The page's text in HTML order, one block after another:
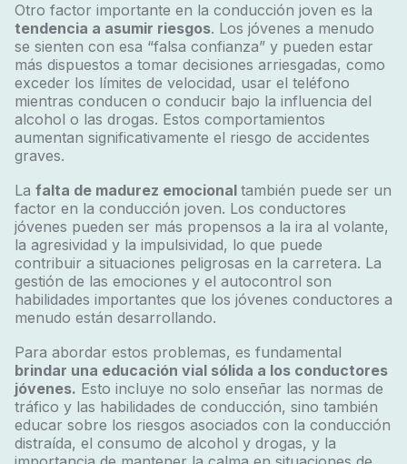
Otro factor importante en la conducción joven es la
tendencia a asumir riesgos. Los jóvenes a menudo
se sienten con esa “falsa confianza” y pueden estar
más dispuestos a tomar decisiones arriesgadas, como
exceder los límites de velocidad, usar el teléfono
mientras conducen o conducir bajo la influencia del
alcohol o las drogas. Estos comportamientos
aumentan significativamente el riesgo de accidentes
graves.
La falta de madurez emocional también puede ser un
factor en la conducción joven. Los conductores
jóvenes pueden ser más propensos a la ira al volante,
la agresividad y la impulsividad, lo que puede
contribuir a situaciones peligrosas en la carretera. La
gestión de las emociones y el autocontrol son
habilidades importantes que los jóvenes conductores a
menudo están desarrollando.
Para abordar estos problemas, es fundamental
brindar una educación vial sólida a los conductores
jóvenes. Esto incluye no solo enseñar las normas de
tráfico y las habilidades de conducción, sino también
educar sobre los riesgos asociados con la conducción
distraída, el consumo de alcohol y drogas, y la